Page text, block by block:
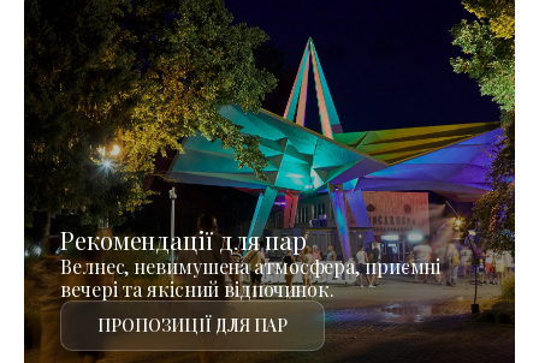
Рекомендації для пар
Велнес, невимушена атмосфера, приємні
вечері та якісний відпочинок.
ПРОПОЗИЦІЇ ДЛЯ ПАР